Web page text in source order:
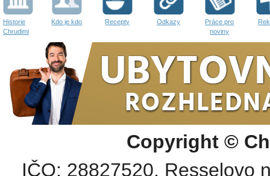
Historie
Chrudimi
Kdo je kdo Recepty Odkazy
Práce pro
noviny
Copyright ©
IČO: 28827520, Resselovo